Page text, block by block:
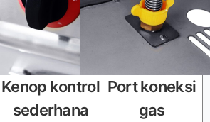
Kenop kontrol
sederhana
Port koneksi
gas